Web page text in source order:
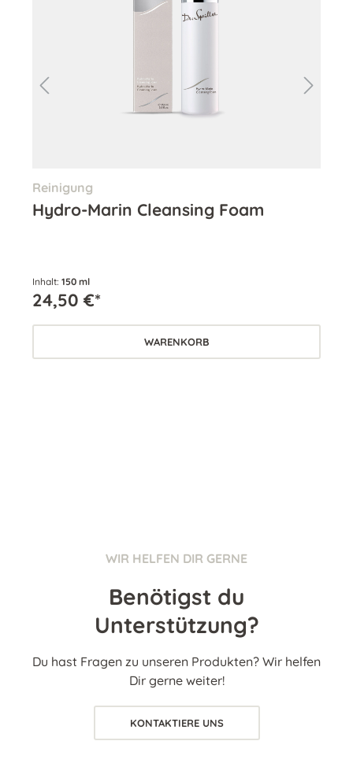
Reinigung
Hydro-Marin Cleansing Foam
Inhalt: 150 ml
24,50 €*
WARENKORB
WIR HELFEN DIR GERNE
Benötigst du
Unterstützung?
Du hast Fragen zu unseren Produkten? Wir helfen
Dir gerne weiter!
KONTAKTIERE UNS